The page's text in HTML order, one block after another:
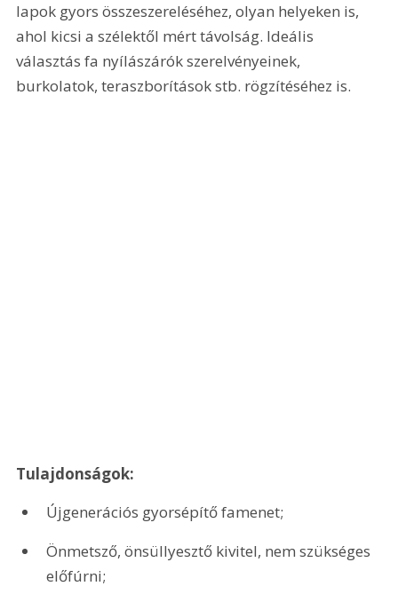
lapok gyors összeszereléséhez, olyan helyeken is,
ahol kicsi a szélektől mért távolság. Ideális
választás fa nyílászárók szerelvényeinek,
burkolatok, teraszborítások stb. rögzítéséhez is.
Tulajdonságok:
Újgenerációs gyorsépítő famenet;
Önmetsző, önsüllyesztő kivitel, nem szükséges
előfúrni;